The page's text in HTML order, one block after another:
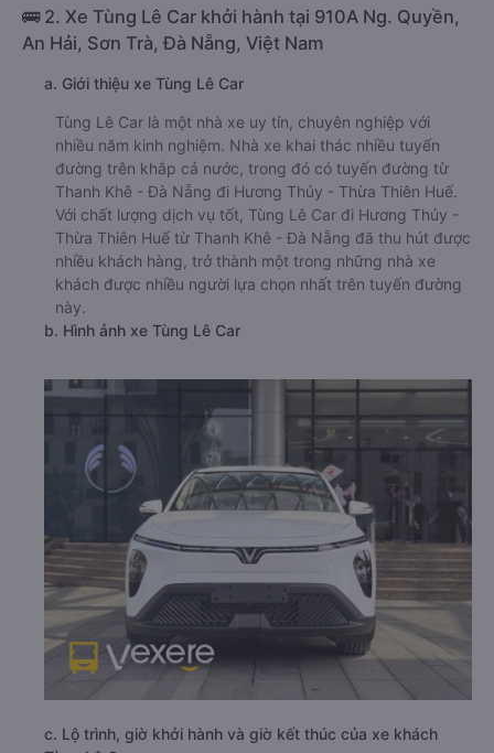
🚌 2. Xe Tùng Lê Car khởi hành tại 910A Ng. Quyền,
An Hải, Sơn Trà, Đà Nẵng, Việt Nam
a. Giới thiệu xe Tùng Lê Car
Tùng Lê Car là một nhà xe uy tín, chuyên nghiệp với
nhiều năm kinh nghiệm. Nhà xe khai thác nhiều tuyến
đường trên khắp cả nước, trong đó có tuyến đường từ
Thanh Khê - Đà Nẵng đi Hương Thủy - Thừa Thiên Huế.
Với chất lượng dịch vụ tốt, Tùng Lê Car đi Hương Thủy -
Thừa Thiên Huế từ Thanh Khê - Đà Nẵng đã thu hút được
nhiều khách hàng, trở thành một trong những nhà xe
khách được nhiều người lựa chọn nhất trên tuyến đường
này.
b. Hình ảnh xe Tùng Lê Car
c. Lộ trình, giờ khởi hành và giờ kết thúc của xe khách